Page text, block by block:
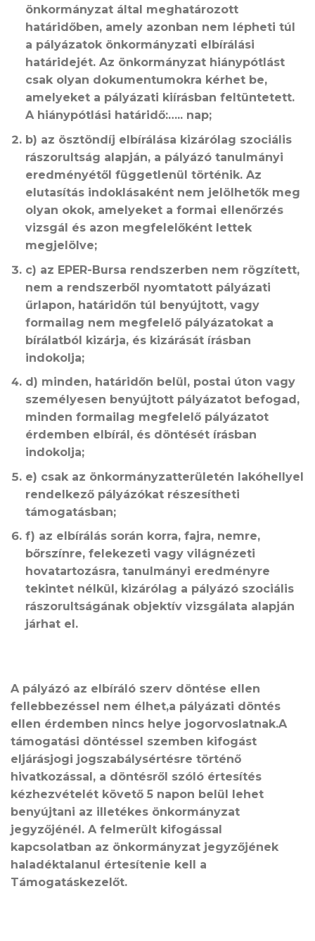
önkormányzat által meghatározott
határidőben, amely azonban nem lépheti túl
a pályázatok önkormányzati elbírálási
határidejét. Az önkormányzat hiánypótlást
csak olyan dokumentumokra kérhet be,
amelyeket a pályázati kiírásban feltüntetett.
A hiánypótlási határidő:….. nap;
b) az ösztöndíj elbírálása kizárólag szociális
rászorultság alapján, a pályázó tanulmányi
eredményétől függetlenül történik. Az
elutasítás indoklásaként nem jelölhetők meg
olyan okok, amelyeket a formai ellenőrzés
vizsgál és azon megfelelőként lettek
megjelölve;
c) az EPER-Bursa rendszerben nem rögzített,
nem a rendszerből nyomtatott pályázati
űrlapon, határidőn túl benyújtott, vagy
formailag nem megfelelő pályázatokat a
bírálatból kizárja, és kizárását írásban
indokolja;
d) minden, határidőn belül, postai úton vagy
személyesen benyújtott pályázatot befogad,
minden formailag megfelelő pályázatot
érdemben elbírál, és döntését írásban
indokolja;
e) csak az önkormányzatterületén lakóhellyel
rendelkező pályázókat részesítheti
támogatásban;
f) az elbírálás során korra, fajra, nemre,
bőrszínre, felekezeti vagy világnézeti
hovatartozásra, tanulmányi eredményre
tekintet nélkül, kizárólag a pályázó szociális
rászorultságának objektív vizsgálata alapján
járhat el.
A pályázó az elbíráló szerv döntése ellen
fellebbezéssel nem élhet,a pályázati döntés
ellen érdemben nincs helye jogorvoslatnak.A
támogatási döntéssel szemben kifogást
eljárásjogi jogszabálysértésre történő
hivatkozással, a döntésről szóló értesítés
kézhezvételét követő 5 napon belül lehet
benyújtani az illetékes önkormányzat
jegyzőjénél. A felmerült kifogással
kapcsolatban az önkormányzat jegyzőjének
haladéktalanul értesítenie kell a
Támogatáskezelőt.